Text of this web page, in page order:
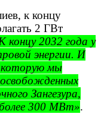
к концу
2 ГВт
концу 2032 года у
энергии. И
которую мы
Зангезура,
300 МВт».